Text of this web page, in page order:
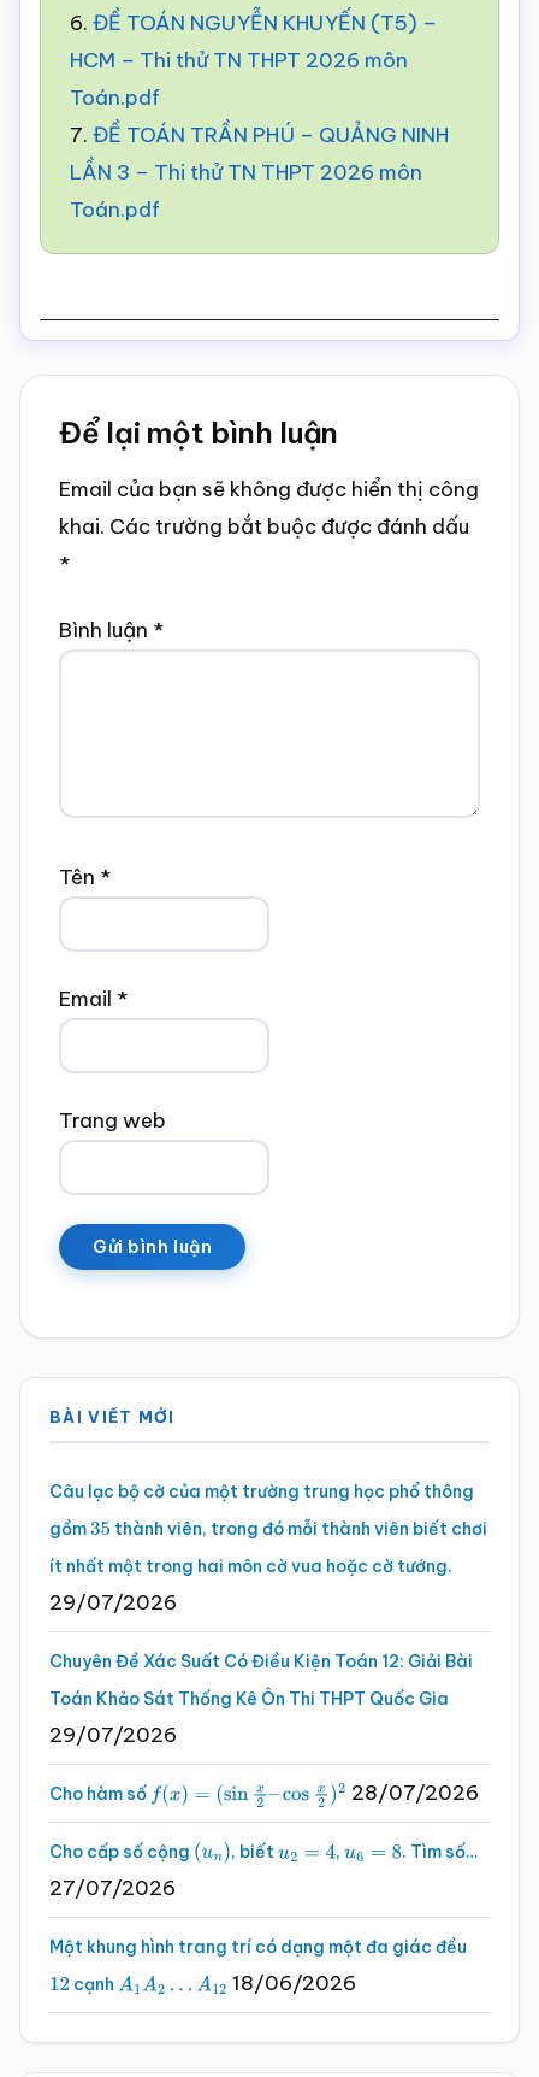
6. ĐỀ TOÁN NGUYỄN KHUYẾN (T5) –
HCM – Thi thử TN THPT 2026 môn
Toán.pdf
7. ĐỀ TOÁN TRẦN PHÚ – QUẢNG NINH
LẦN 3 – Thi thử TN THPT 2026 môn
Toán.pdf
Reader
Interactions
Để lại một bình luận
Email của bạn sẽ không được hiển thị công
khai. Các trường bắt buộc được đánh dấu
*
Bình luận *
Tên *
Email *
Trang web
Sidebar
chính
BÀI VIẾT MỚI
Câu lạc bộ cờ của một trường trung học phổ thông
gồm35 thành viên, trong đó mỗi thành viên biết chơi
ít nhất một trong hai môn cờ vua hoặc cờ tướng.
29/07/2026
Chuyên Đề Xác Suất Có Điều Kiện Toán 12: Giải Bài
Toán Khảo Sát Thống Kê Ôn Thi THPT Quốc Gia
29/07/2026
Cho hàm số f(x)=(sinx2 –cosx2 )2 28/07/2026
Cho cấp số cộng (un), biếtu2 =4 , u6 =8 . Tìm số…
27/07/2026
Một khung hình trang trí có dạng một đa giác đều
12 cạnh A1A2…A 12 18/06/2026